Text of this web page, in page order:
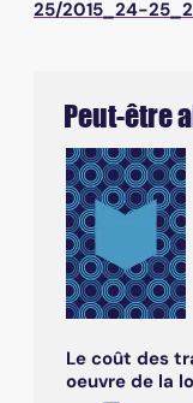
25/2015_24-
Peut-être
Le coût des
oeuvre de la